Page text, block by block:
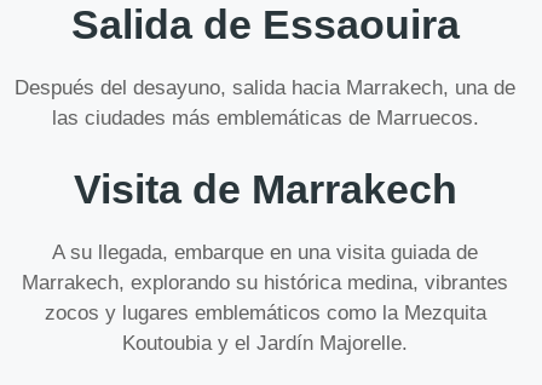
Salida de Essaouira
Después del desayuno, salida hacia Marrakech, una de
las ciudades más emblemáticas de Marruecos.
Visita de Marrakech
A su llegada, embarque en una visita guiada de
Marrakech, explorando su histórica medina, vibrantes
zocos y lugares emblemáticos como la Mezquita
Koutoubia y el Jardín Majorelle.